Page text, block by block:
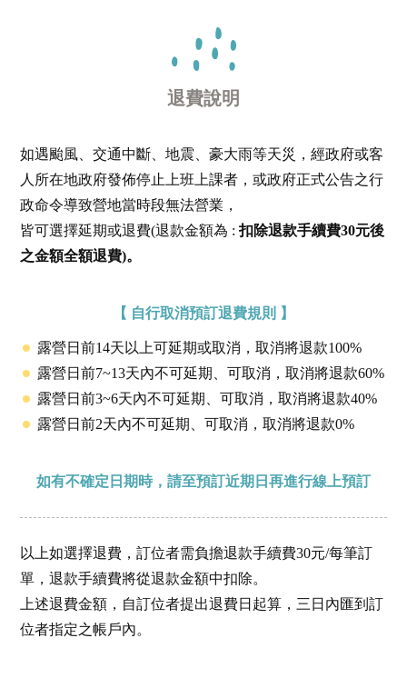
退費說明
如遇颱風、交通中斷、地震、豪大雨等天災，經政府或客
人所在地政府發佈停止上班上課者，或政府正式公告之行
政命令導致營地當時段無法營業，
皆可選擇延期或退費(退款金額為 :扣除退款手續費30元後
之金額全額退費)。
【 自行取消預訂退費規則 】
露營日前14天以上可延期或取消，取消將退款100%
露營日前7~13天內不可延期、可取消，取消將退款60%
露營日前3~6天內不可延期、可取消，取消將退款40%
露營日前2天內不可延期、可取消，取消將退款0%
如有不確定日期時，請至預訂近期日再進行線上預訂
以上如選擇退費，訂位者需負擔退款手續費30元/每筆訂
單，退款手續費將從退款金額中扣除。
上述退費金額，自訂位者提出退費日起算，三日內匯到訂
位者指定之帳戶內。